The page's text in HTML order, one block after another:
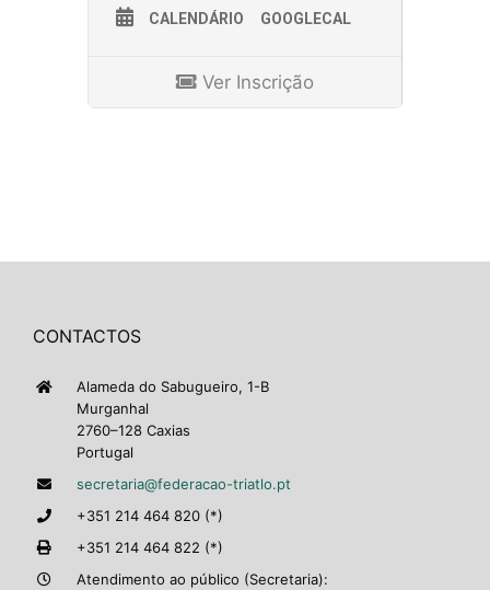
CALENDÁRIO GOOGLECAL
Ver Inscrição
CONTACTOS
Alameda do Sabugueiro, 1-B
Murganhal
2760–128 Caxias
Portugal
secretaria@federacao-triatlo.pt
+351 214 464 820 (*)
+351 214 464 822 (*)
Atendimento ao público (Secretaria):